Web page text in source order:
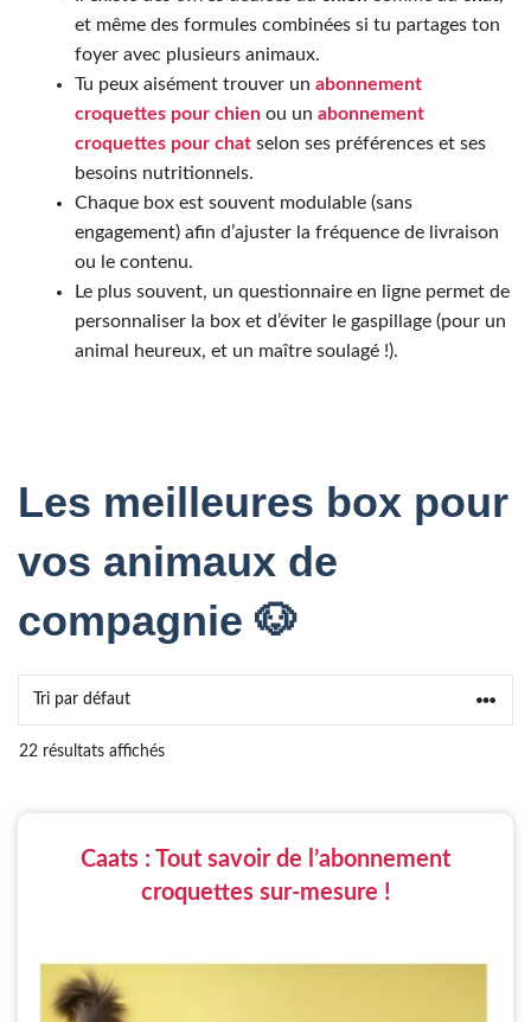
et même des formules combinées si tu partages ton
foyer avec plusieurs animaux.
Tu peux aisément trouver un abonnement
croquettes pour chien ou un abonnement
croquettes pour chat selon ses préférences et ses
besoins nutritionnels.
Chaque box est souvent modulable (sans
engagement) afin d’ajuster la fréquence de livraison
ou le contenu.
Le plus souvent, un questionnaire en ligne permet de
personnaliser la box et d’éviter le gaspillage (pour un
animal heureux, et un maître soulagé !).
Les meilleures box pour
vos animaux de
compagnie 🐶
22 résultats affichés
Caats : Tout savoir de l’abonnement
croquettes sur-mesure !